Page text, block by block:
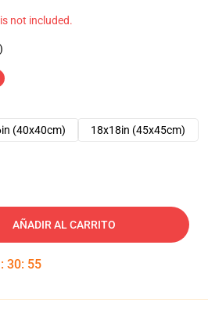
not included.
(40x40cm)
18x18in (45x45cm)
AÑADIR AL CARRITO
: 30: 54